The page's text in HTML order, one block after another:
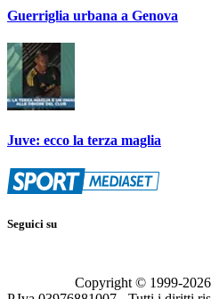
Guerriglia urbana a Genova
Juve: ecco la terza maglia
Seguici su
Copyright © 1999-2026